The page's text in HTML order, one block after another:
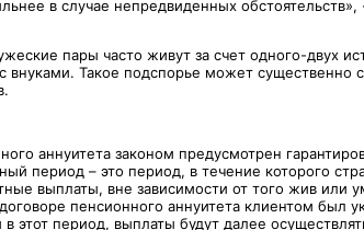
в случае непредвиденных
пары часто живут за счет одного-двух
с внуками. Такое подспорье может существенно
аннуитета законом предусмотрен
период – это период, в течение которого
выплаты, вне зависимости от того жив или
пенсионного аннуитета клиентом был
в этот период, выплаты будут далее